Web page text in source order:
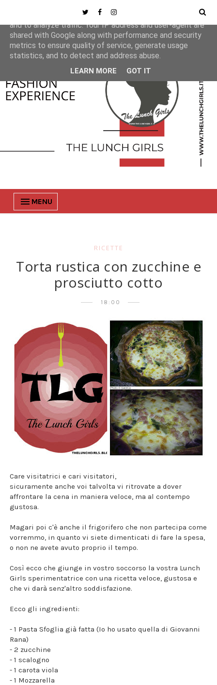
MENU
RICETTE
Torta rustica con zucchine e
prosciutto cotto
18:00
Care visitatrici e cari visitatori,
sicuramente anche voi talvolta vi ritrovate a dover
affrontare la cena in maniera veloce, ma al contempo
gustosa.
Magari poi c'è anche il frigorifero che non partecipa come
vorremmo, in quanto vi siete dimenticati di fare la spesa,
o non ne avete avuto proprio il tempo.
Così ecco che giunge in vostro soccorso la vostra Lunch
Girls sperimentatrice con una ricetta veloce, gustosa e
che vi darà senz'altro soddisfazione.
Ecco gli ingredienti:
- 1 Pasta Sfoglia già fatta (Io ho usato quella di Giovanni
Rana)
- 2 zucchine
- 1 scalogno
- 1 carota viola
- 1 Mozzarella
This site uses cookies from Google to deliver its services
and to analyze traffic. Your IP address and user-agent are
shared with Google along with performance and security
metrics to ensure quality of service, generate usage
statistics, and to detect and address abuse.
LEARN MORE GOT IT